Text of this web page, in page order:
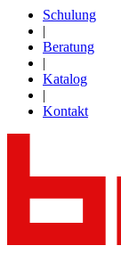
Schulung
|
Beratung
|
Katalog
|
Kontakt